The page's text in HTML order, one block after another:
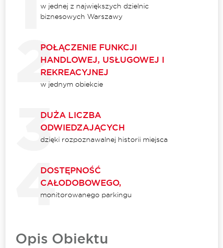
w jednej z największych dzielnic
biznesowych Warszawy
POŁĄCZENIE FUNKCJI
HANDLOWEJ, USŁUGOWEJ I
REKREACYJNEJ
w jednym obiekcie
DUŻA LICZBA
ODWIEDZAJĄCYCH
dzięki rozpoznawalnej historii miejsca
DOSTĘPNOŚĆ
CAŁODOBOWEGO,
monitorowanego parkingu
Opis Obiektu